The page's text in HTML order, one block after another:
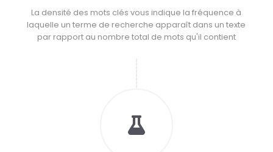
La densité des mots clés vous indique la fréquence à
laquelle un terme de recherche apparaît dans un texte
par rapport au nombre total de mots qu'il contient